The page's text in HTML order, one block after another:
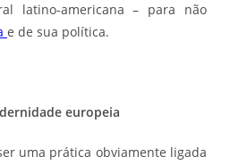
latino-americana – para não
e de sua política.
europeia
uma prática obviamente ligada